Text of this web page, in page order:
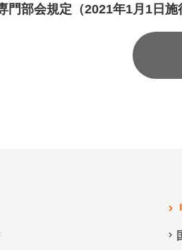
門部会規定（2021年1月1日